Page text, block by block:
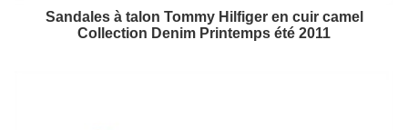
Sandales à talon Tommy Hilfiger en cuir camel
Collection Denim Printemps été 2011